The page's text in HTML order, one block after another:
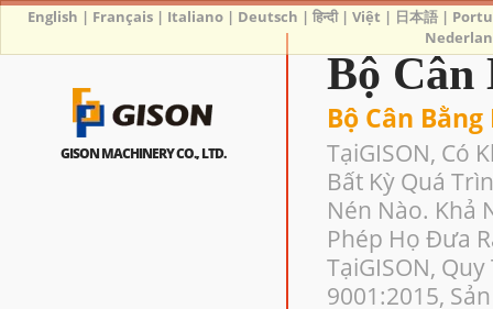
GISON MACHINERY CO., LTD.
Bộ Cân
Bộ Cân Bằng
TạiGISON, Có
Bất Kỳ Quá
Nén Nào. Khả
Phép Họ Đưa
TạiGISON,
9001:2015,
English | Français | Italiano | Deutsch |हिन्दी|Việt | 日本語 |